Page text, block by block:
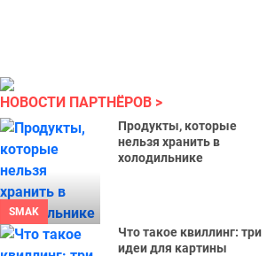
НОВОСТИ ПАРТНЁРОВ
SMAK
Продукты, которые
нельзя хранить в
холодильнике
Что такое квиллинг: три
идеи для картины